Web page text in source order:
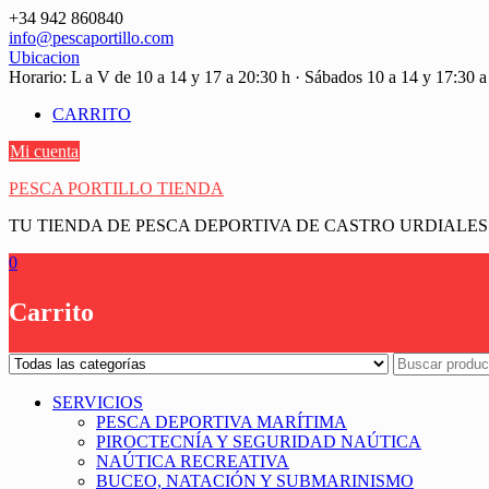
Saltar
contenido
+34 942 860840
info@pescaportillo.com
Ubicacion
Horario: L a V de 10 a 14 y 17 a 20:30 h · Sábados 10 a 14 y 17:30
CARRITO
Mi cuenta
PESCA PORTILLO TIENDA
TU TIENDA DE PESCA DEPORTIVA DE CASTRO URDIALES
0
Carrito
SERVICIOS
PESCA DEPORTIVA MARÍTIMA
PIROCTECNÍA Y SEGURIDAD NAÚTICA
NAÚTICA RECREATIVA
BUCEO, NATACIÓN Y SUBMARINISMO